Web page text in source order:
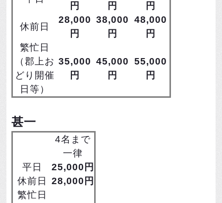
円
円
円
休前日
28,000
円
38,000
円
48,000
円
繁忙日
（郡上お
どり開催
日等）
35,000
円
45,000
円
55,000
円
甚一
4名まで
一律
平日
25,000円
休前日
28,000円
繁忙日